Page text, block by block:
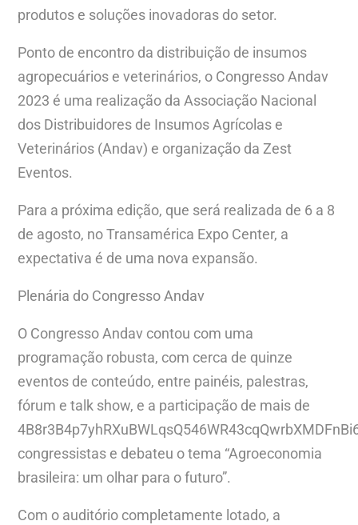
produtos e soluções inovadoras do setor.
Ponto de encontro da distribuição de insumos
agropecuários e veterinários, o Congresso Andav
2023 é uma realização da Associação Nacional
dos Distribuidores de Insumos Agrícolas e
Veterinários (Andav) e organização da Zest
Eventos.
Para a próxima edição, que será realizada de 6 a 8
de agosto, no Transamérica Expo Center, a
expectativa é de uma nova expansão.
Plenária do Congresso Andav
O Congresso Andav contou com uma
programação robusta, com cerca de quinze
eventos de conteúdo, entre painéis, palestras,
fórum e talk show, e a participação de mais de
congressistas e debateu o tema “Agroeconomia
brasileira: um olhar para o futuro”.
Com o auditório completamente lotado, a